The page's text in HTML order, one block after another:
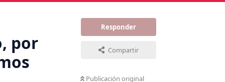
Responder
Compartir
Publicación original
por